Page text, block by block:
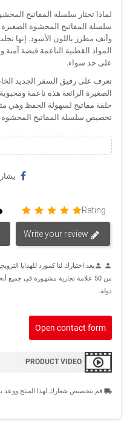
لماذا تختار سلسلة المفاتيح
سلسلة المفاتيح المحشوة الصغيرة
وأنف مطرز باللون الأسود. إنها
المواد القطنية الناعمة قبضة آمنة
على حد سواء.
تعرف على رفيق السفر الجديد
الصغيرة الرائعة هذه ناعمة
حلقة مفاتيح لسهولة الحفظ وهي
تخصيص سلسلة المفاتيح
Rating
person
person يعد اختيارك لنا كمورد للهدايا
دولة.
Open contact form
PRODUCT VIDEO
local_shipping قم بتخصيص شعارك لهذا المنتج ووعد بشحنه